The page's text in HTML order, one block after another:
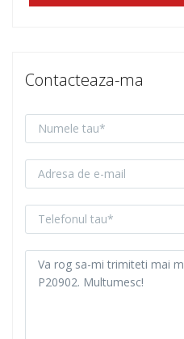
Contacteaza-ma